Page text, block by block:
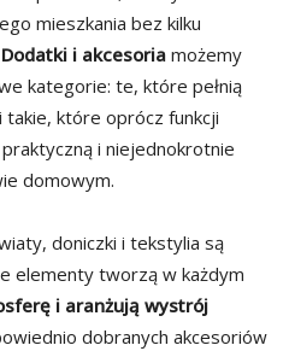
mieszkania bez kilku
Dodatki i akcesoria możemy
kategorie: te, które pełnią
takie, które oprócz funkcji
i niejednokrotnie
domowym.
doniczki i tekstylia są
elementy tworzą w każdym
i aranżują wystrój
dobranych akcesoriów